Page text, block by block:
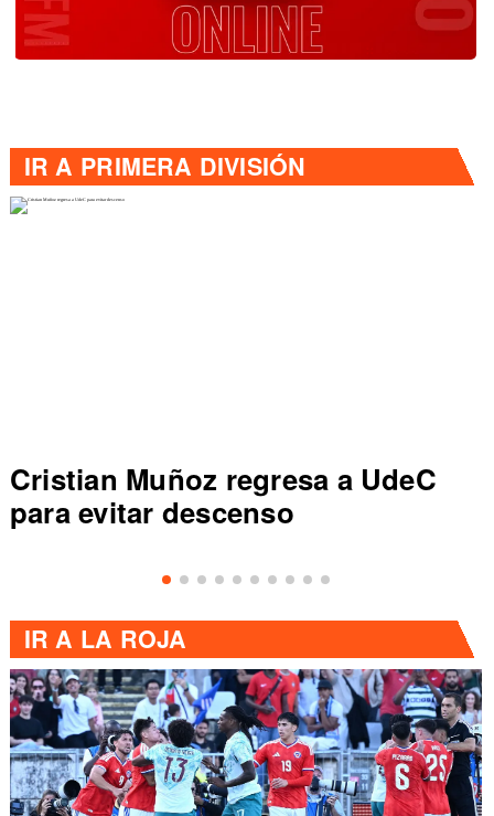
IR A PRIMERA DIVISIÓN
Cristian Muñoz regresa a UdeC
para evitar descenso
IR A LA ROJA